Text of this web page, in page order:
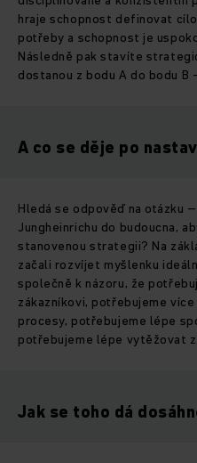
hraje schopnost definovat
potřeby a schopnost je
Následně pak stavíte
dostanou z bodu A do bodu B
A co se děje po
Hledá se odpověď na otázku
Jungheinrichu do budoucna,
stanovenou strategii? Na
začali rozvíjet myšlenku
společně k názoru, že
zákazníkovi, potřebujeme
procesy, potřebujeme lépe
potřebujeme lépe vytěžovat
Jak se toho dá